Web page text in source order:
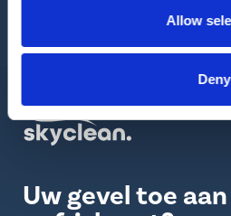
Allow
Deny
Uw gevel toe